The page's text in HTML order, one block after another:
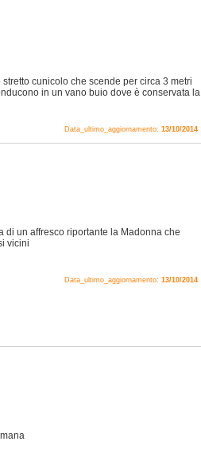
cunicolo che scende per circa 3 metri
in un vano buio dove è conservata la
Data_ultimo_aggiornamento: 13/10/2014
un affresco riportante la Madonna che
vicini
Data_ultimo_aggiornamento: 13/10/2014